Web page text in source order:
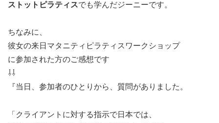
ストットピラティスでも学んだジーニーです。
ちなみに、
彼女の来日マタニティピラティスワークショップ
に参加された方のご感想です
⇩⇩
『当日、参加者のひとりから、質問がありました。
「クライアントに対する指示で日本では、